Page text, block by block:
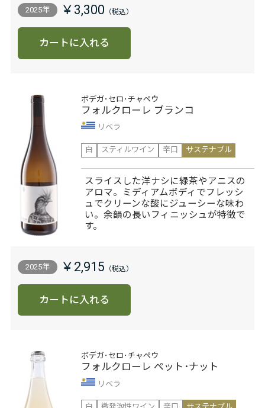
2025年 ￥3,300
カートに入れる
ボデガ･セロ･チャペウ
フォルクローレ ブランコ
リベラ
白
スティルワイン 辛口 サステナブル
スライスした洋ナシに緑茶やアニスの
アロマ。ミディアムボディでフレッシ
ュでクリーンな酸にジューシーな味わ
い。余韻の長いフィニッシュが特徴で
す。
2025年 ￥2,915
カートに入れる
ボデガ･セロ･チャペウ
フォルクローレ ペット･ナット
リベラ